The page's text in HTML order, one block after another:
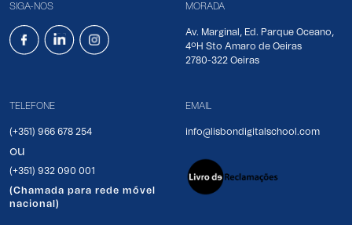
SIGA-NOS MORADA
Av. Marginal, Ed. Parque Oceano,
4ºH Sto Amaro de Oeiras
2780-322 Oeiras
TELEFONE
(+351) 966 678 254
ou
(+351) 932 090 001
(Chamada para rede móvel
nacional)
EMAIL
info@lisbondigitalschool.com